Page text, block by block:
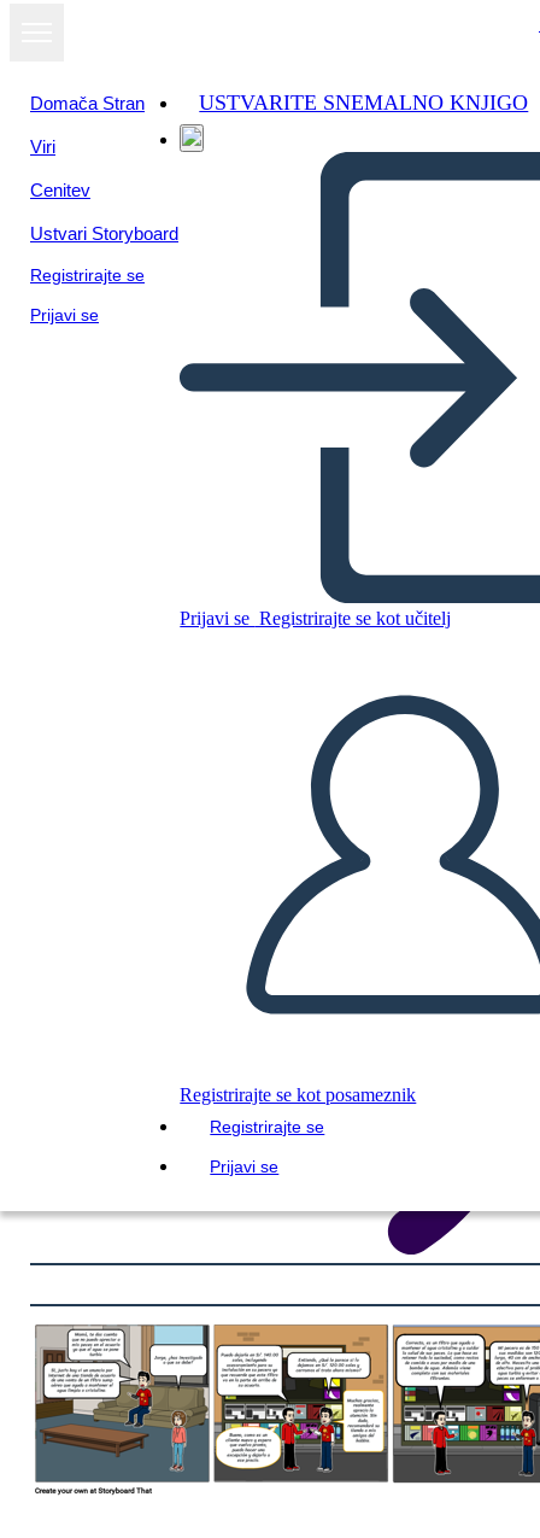
Domača Stran
Viri
Cenitev
Ustvari Storyboard
Registrirajte se
Prijavi se
USTVARITE SNEMALNO KNJIGO
Prijavi se Registrirajte se kot učitelj
Registrirajte se kot posameznik
Registrirajte se
Prijavi se
PREDVAJANJE DIAPROJEKCIJE
PREBERI MI
Oglejte si kot
diaprojekcijo